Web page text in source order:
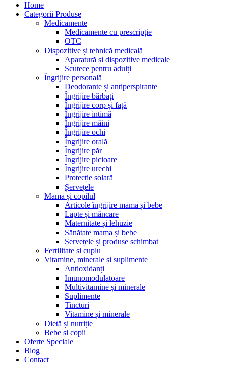
Home
Categorii Produse
Medicamente
Medicamente cu prescripție
OTC
Dispozitive și tehnică medicală
Aparatură și dispozitive medicale
Scutece pentru adulți
Îngrijire personală
Deodorante și antiperspirante
Îngrijire bărbați
Îngrijire corp și față
Îngrijire intimă
Îngrijire mâini
Îngrijire ochi
Îngrijire orală
Îngrijire păr
Îngrijire picioare
Îngrijire urechi
Protecție solară
Șervețele
Mama și copilul
Articole îngrijire mama și bebe
Lapte și mâncare
Maternitate și lehuzie
Sănătate mama și bebe
Șervețele și produse schimbat
Fertilitate și cuplu
Vitamine, minerale și suplimente
Antioxidanți
Imunomodulatoare
Multivitamine și minerale
Suplimente
Tincturi
Vitamine și minerale
Dietă și nutriție
Bebe și copii
Oferte Speciale
Blog
Contact